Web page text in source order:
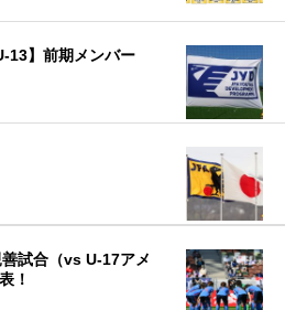
13】前期メンバー
試合（vs U-17アメ
！